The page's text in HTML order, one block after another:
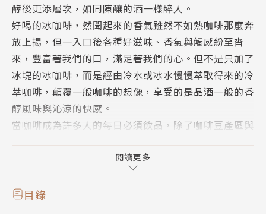
酵後更添層次，如同陳釀的酒一樣醉人。
好喝的冰咖啡，然聞起來的香氣雖然不如熱咖啡那麼奔
放上揚，但一入口後各種好滋味、香氣與觸感紛至沓
來，豐富著我們的口，滿足著我們的心。但不是只加了
冰塊的冰咖啡，而是經由冷水或冰水慢慢萃取得來的冷
萃咖啡，顛覆一般咖啡的想像，享受的是品酒一般的香
醇風味與沁涼的快感。
當咖啡成為許多人的每日必須飲品，除了咖啡豆產區與
外，還有一種喝咖啡的樂趣，就是冷萃咖啡。炎炎夏
日，冰咖啡的發酵香氣與清涼感尤其令人著迷。
冷萃咖啡大致可分為—水滴式、冰滴式、冰釀式三種作
閱讀更多
目錄